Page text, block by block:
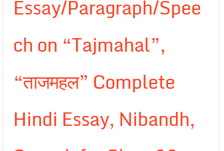
Essay/Paragraph/Spee
ch on “Tajmahal”,
“ताजमहल” Complete
Hindi Essay, Nibandh,